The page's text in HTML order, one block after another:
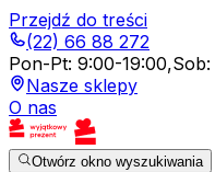
Przejdź do treści
(22) 66 88 272
Pon-Pt: 9:00-19:00,Sob:
Nasze sklepy
O nas
Otwórz okno wyszukiwania